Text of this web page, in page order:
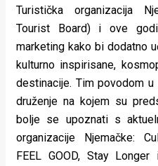
stolom
Život
u
pokretu
Ideje
koje
Turistička organizacija
Tourist Board) i ove
marketing kako bi dodatno
kulturno inspirisane,
destinacije. Tim povodom u
druženje na kojem su
bolje se upoznati s
organizacije Njemačke:
FEEL GOOD, Stay